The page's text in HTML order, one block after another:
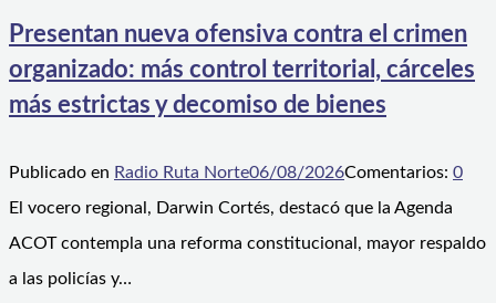
Presentan nueva ofensiva contra el crimen
organizado: más control territorial, cárceles
más estrictas y decomiso de bienes
Publicado en Radio Ruta Norte06/08/2026Comentarios: 0
El vocero regional, Darwin Cortés, destacó que la Agenda
ACOT contempla una reforma constitucional, mayor respaldo
a las policías y…